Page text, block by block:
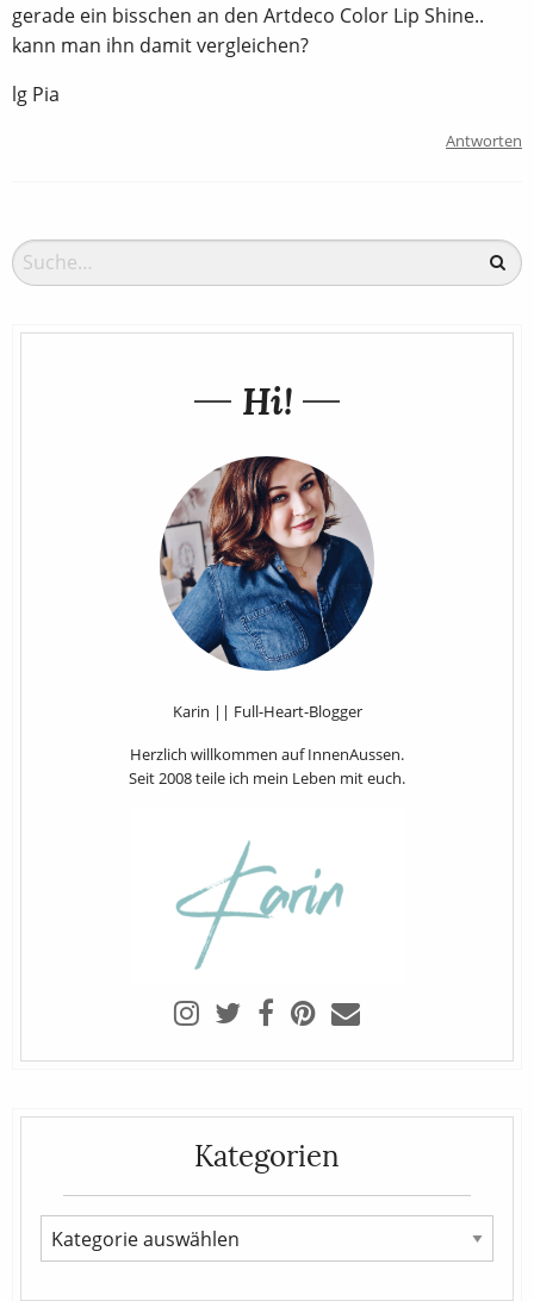
gerade ein bisschen an den Artdeco Color Lip Shine..
kann man ihn damit vergleichen?
lg Pia
Antworten
Hi!
Karin || Full-Heart-Blogger
Herzlich willkommen auf InnenAussen.
Seit 2008 teile ich mein Leben mit euch.
Kategorien